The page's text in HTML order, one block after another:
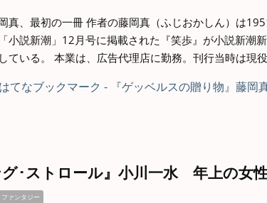
真、最初の一冊 作者の藤岡真（ふじおかしん）は
小説新潮」12月号に掲載された『笑歩』が小説新潮
ている。 本業は、広告代理店に勤務。刊行当時は現
グ･ストロール』小川一水 年上の女
ファンタジー